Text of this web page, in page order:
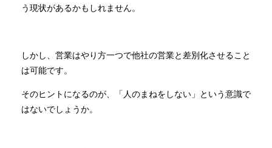
う現状があるかもしれません。
しかし、営業はやり方一つで他社の営業と差別化させること
は可能です。
そのヒントになるのが、「人のまねをしない」という意識で
はないでしょうか。